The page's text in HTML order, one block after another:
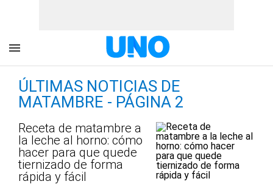
ÚLTIMAS NOTICIAS DE
MATAMBRE - PÁGINA 2
Receta de matambre a
la leche al horno: cómo
hacer para que quede
tiernizado de forma
rápida y fácil